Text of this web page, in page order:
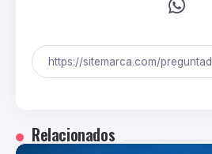
Relacionados